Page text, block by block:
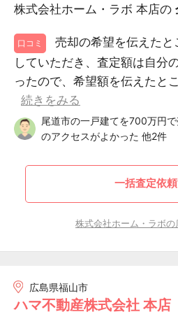
株式会社ホーム・ラボ 本店の
口コミ
売却の希望を伝えた
していただき、査定額は自分
ったので、希望額を伝えたと
続きをみる
尾道市の一戸建てを700万円
のアクセスがよかった 他2件
一括査定依
株式会社ホーム・ラボ
広島県福山市
ハマ不動産株式会社 本店